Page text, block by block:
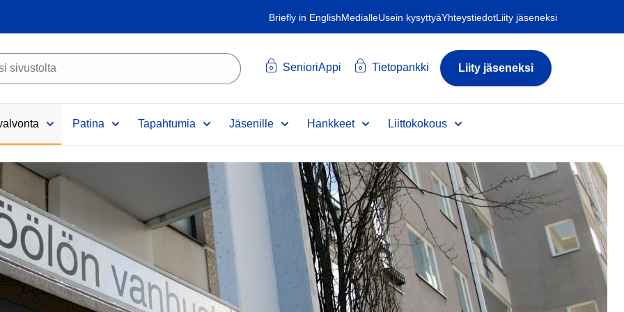
Briefly in EnglishMedialleUsein kysyttyäYhteystiedotLiity jäseneksi
SenioriAppi Tietopankki Liity jäseneksi
Patina Tapahtumia Jäsenille Hankkeet Liittokokous